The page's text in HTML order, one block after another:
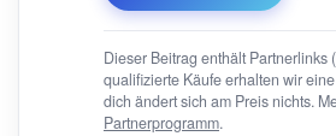
Dieser Beitrag enthält Partnerlinks
qualifizierte Käufe erhalten wir
dich ändert sich am Preis nichts.
Partnerprogramm.